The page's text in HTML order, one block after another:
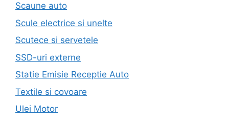
Scaune auto
Scule electrice si unelte
Scutece si servetele
SSD-uri externe
Statie Emisie Receptie Auto
Textile si covoare
Ulei Motor